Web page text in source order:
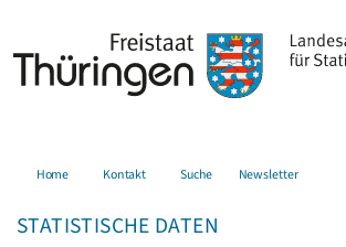
Home Kontakt Suche Newsletter
STATISTISCHE DATEN